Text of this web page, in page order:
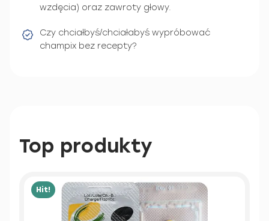
wzdęcia) oraz zawroty głowy.
Czy chciałbyś/chciałabyś wypróbować
champix bez recepty?
Top produkty
Hit!